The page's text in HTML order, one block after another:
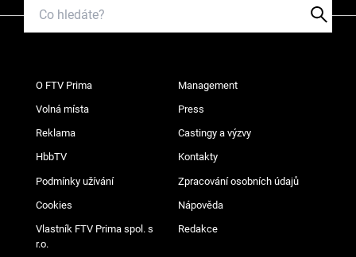
O FTV Prima Management
Volná místa Press
Reklama Castingy a výzvy
HbbTV Kontakty
Podmínky užívání Zpracování osobních údajů
Cookies Nápověda
Vlastník FTV Prima spol. s
r.o.
Redakce